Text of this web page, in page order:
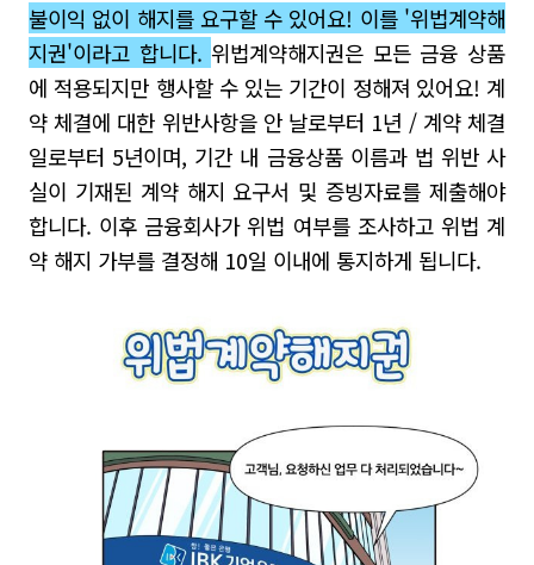
불이익 없이 해지를 요구할 수 있어요! 이를 '위법계약해
지권'이라고 합니다.위법계약해지권은 모든 금융 상품
에 적용되지만 행사할 수 있는 기간이 정해져 있어요! 계
약 체결에 대한 위반사항을 안 날로부터 1년 / 계약 체결
일로부터 5년이며, 기간 내 금융상품 이름과 법 위반 사
실이 기재된 계약 해지 요구서 및 증빙자료를 제출해야
합니다. 이후 금융회사가 위법 여부를 조사하고 위법 계
약 해지 가부를 결정해 10일 이내에 통지하게 됩니다.